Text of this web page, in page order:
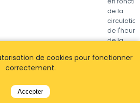
de la
de l'heure
de la
de cookies pour fonctionner
correctement.
Accepter